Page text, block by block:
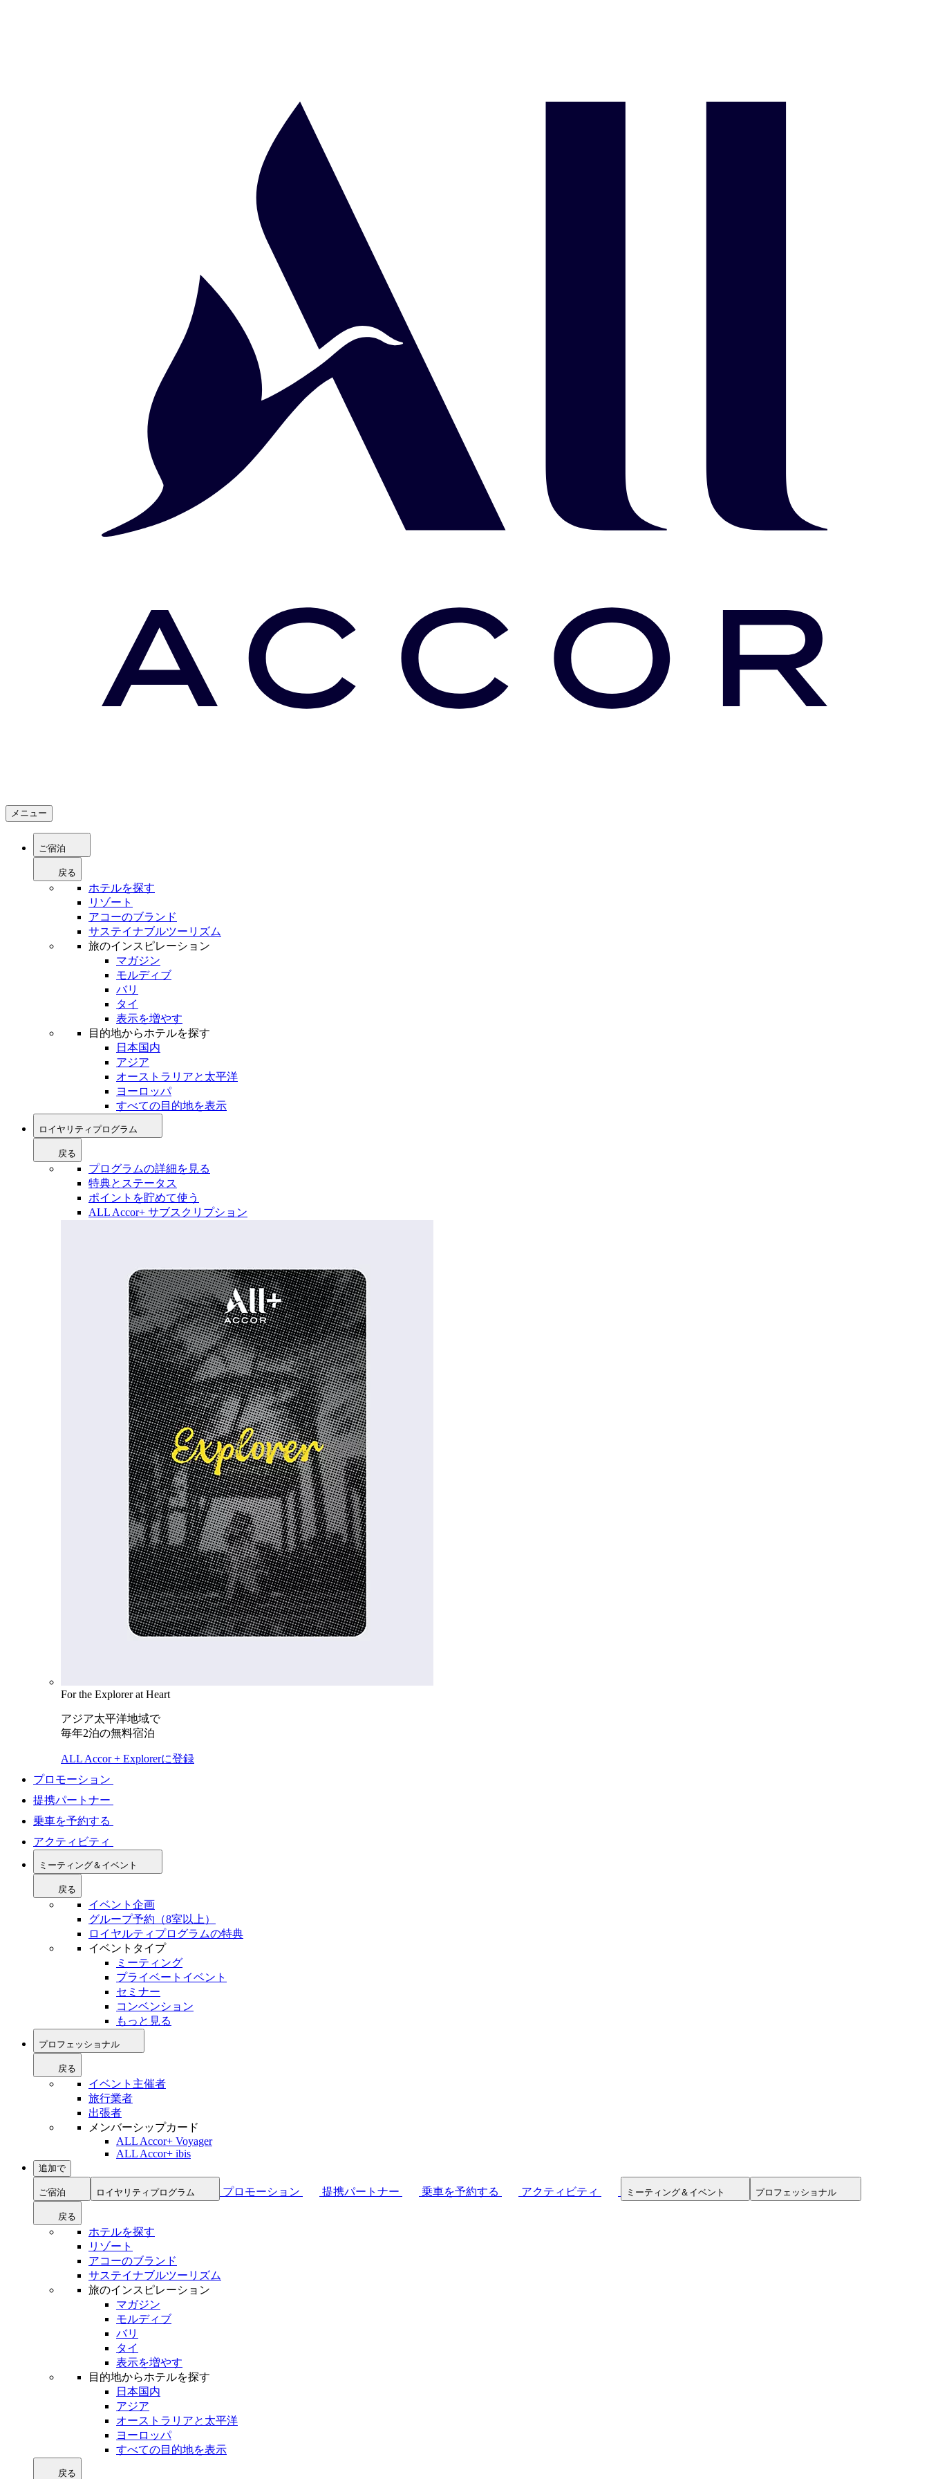
メニュー
ご宿泊
戻る
ホテルを探す
リゾート
アコーのブランド
サステイナブルツーリズム
旅のインスピレーション
マガジン
モルディブ
バリ
タイ
表示を増やす
目的地からホテルを探す
日本国内
アジア
オーストラリアと太平洋
ヨーロッパ
すべての目的地を表示
ロイヤリティプログラム
戻る
プログラムの詳細を見る
特典とステータス
ポイントを貯めて使う
ALL Accor+ サブスクリプション
For the Explorer at Heart
アジア太平洋地域で
毎年2泊の無料宿泊
ALL Accor + Explorerに登録
プロモーション
提携パートナー
乗車を予約する
アクティビティ
ミーティング＆イベント
戻る
イベント企画
グループ予約（8室以上）
ロイヤルティプログラムの特典
イベントタイプ
ミーティング
プライベートイベント
セミナー
コンベンション
もっと見る
プロフェッショナル
戻る
イベント主催者
旅行業者
出張者
メンバーシップカード
ALL Accor+ Voyager
ALL Accor+ ibis
追加で
ご宿泊 ロイヤリティプログラム プロモーション 提携パートナー 乗車を予約する アクティビティ ミーティング＆イベント プロフェッショナル
戻る
ホテルを探す
リゾート
アコーのブランド
サステイナブルツーリズム
旅のインスピレーション
マガジン
モルディブ
バリ
タイ
表示を増やす
目的地からホテルを探す
日本国内
アジア
オーストラリアと太平洋
ヨーロッパ
すべての目的地を表示
戻る